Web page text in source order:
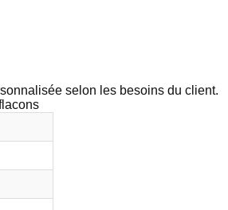
selon les besoins du client.